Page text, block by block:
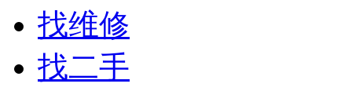
找维修
找二手